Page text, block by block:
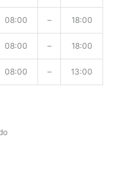
08:00 – 18:00
08:00 – 18:00
08:00 – 13:00